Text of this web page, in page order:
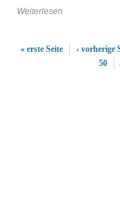
Weiterlesen
« erste Seite ‹ vorherige
50